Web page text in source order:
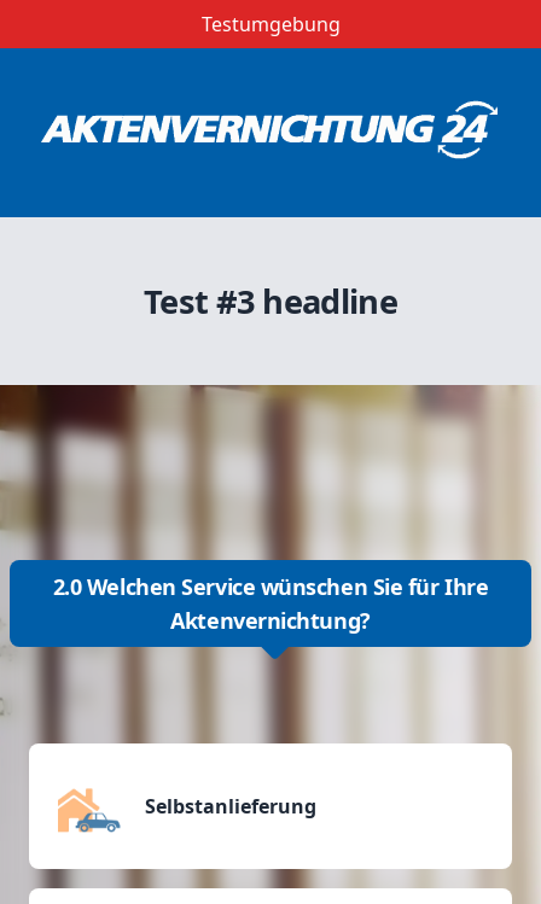
Testumgebung
Test #3 headline
2.0 Welchen Service wünschen Sie für Ihre
Aktenvernichtung?
Selbstanlieferung